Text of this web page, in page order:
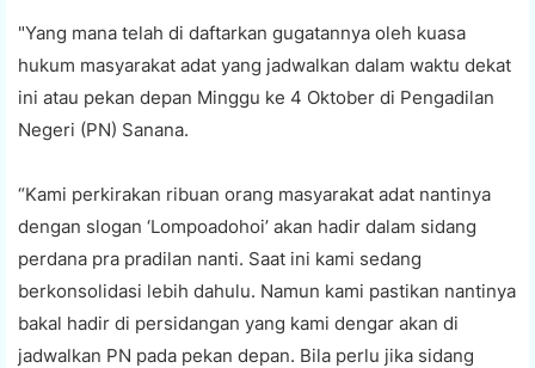
"Yang mana telah di daftarkan gugatannya oleh kuasa
hukum masyarakat adat yang jadwalkan dalam waktu dekat
ini atau pekan depan Minggu ke 4 Oktober di Pengadilan
Negeri (PN) Sanana.
“Kami perkirakan ribuan orang masyarakat adat nantinya
dengan slogan ‘Lompoadohoi’ akan hadir dalam sidang
perdana pra pradilan nanti. Saat ini kami sedang
berkonsolidasi lebih dahulu. Namun kami pastikan nantinya
bakal hadir di persidangan yang kami dengar akan di
jadwalkan PN pada pekan depan. Bila perlu jika sidang